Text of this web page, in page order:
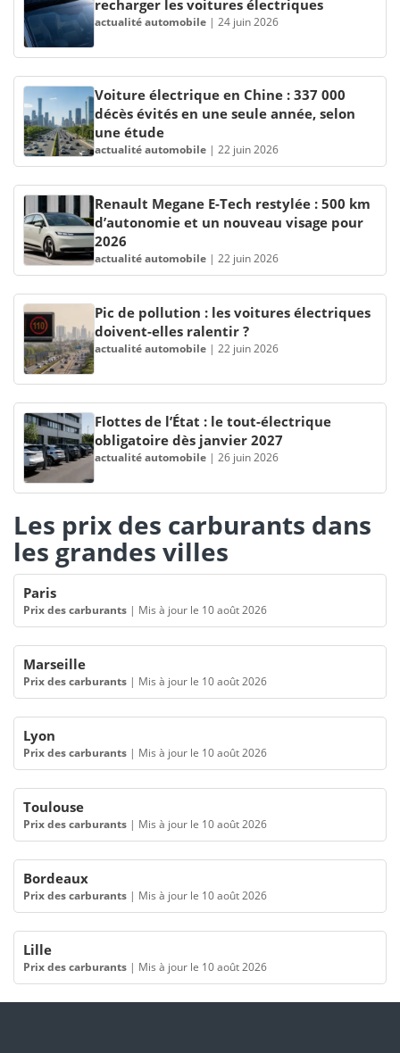
recharger les voitures électriques
actualité automobile | 24 juin 2026
Voiture électrique en Chine : 337 000
décès évités en une seule année, selon
une étude
actualité automobile | 22 juin 2026
Renault Megane E-Tech restylée : 500 km
d’autonomie et un nouveau visage pour
2026
actualité automobile | 22 juin 2026
Pic de pollution : les voitures électriques
doivent-elles ralentir ?
actualité automobile | 22 juin 2026
Flottes de l’État : le tout-électrique
obligatoire dès janvier 2027
actualité automobile | 26 juin 2026
Les prix des carburants dans
les grandes villes
Paris
Prix des carburants | Mis à jour le 10 août 2026
Marseille
Prix des carburants | Mis à jour le 10 août 2026
Lyon
Prix des carburants | Mis à jour le 10 août 2026
Toulouse
Prix des carburants | Mis à jour le 10 août 2026
Bordeaux
Prix des carburants | Mis à jour le 10 août 2026
Lille
Prix des carburants | Mis à jour le 10 août 2026